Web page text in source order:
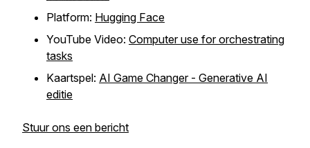
Platform: Hugging Face
YouTube Video: Computer use for orchestrating
tasks
Kaartspel: AI Game Changer - Generative AI
editie
Stuur ons een bericht